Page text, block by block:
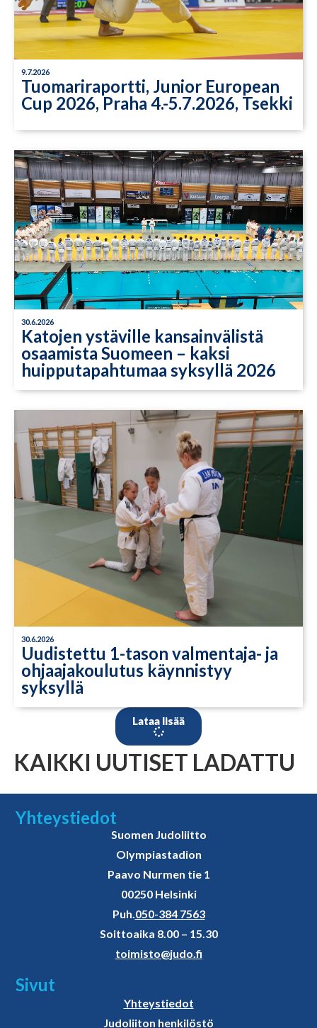
9.7.2026
Tuomariraportti, Junior European
Cup 2026, Praha 4.-5.7.2026, Tsekki
30.6.2026
Katojen ystäville kansainvälistä
osaamista Suomeen – kaksi
huipputapahtumaa syksyllä 2026
30.6.2026
Uudistettu 1-tason valmentaja- ja
ohjaajakoulutus käynnistyy
syksyllä
Lataa lisää
KAIKKI UUTISET LADATTU
Yhteystiedot
Suomen Judoliitto
Olympiastadion
Paavo Nurmen tie 1
00250 Helsinki
Puh.050-384 7563
Soittoaika 8.00 – 15.30
toimisto@judo.fi
Sivut
Yhteystiedot
Judoliiton henkilöstö